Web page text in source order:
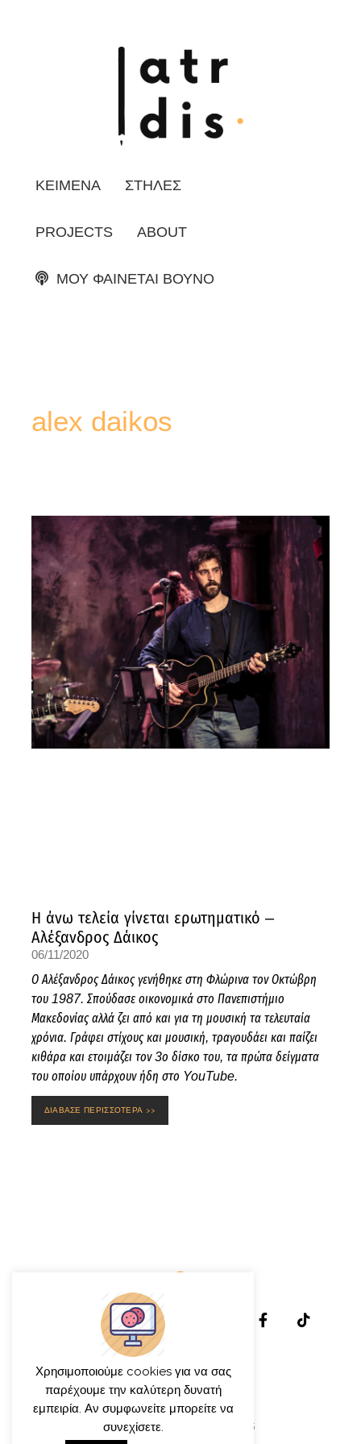
ΚΕΙΜΕΝΑ ΣΤΗΛΕΣ
PROJECTS ABOUT
ΜΟΥ ΦΑΙΝΕΤΑΙ ΒΟΥΝΟ
alex daikos
Η άνω τελεία γίνεται ερωτηματικό –
Αλέξανδρος Δάικος
06/11/2020
Ο Αλέξανδρος Δάικος γενήθηκε στη Φλώρινα τον Οκτώβρη
του 1987. Σπούδασε οικονομικά στο Πανεπιστήμιο
Μακεδονίας αλλά ζει από και για τη μουσική τα τελευταία
χρόνια. Γράφει στίχους και μουσική, τραγουδάει και παίζει
κιθάρα και ετοιμάζει τον 3ο δίσκο του, τα πρώτα δείγματα
του οποίου υπάρχουν ήδη στο YouTube.
ΔΙΑΒΑΣΕ ΠΕΡΙΣΣΟΤΕΡΑ >>
© γιώργος ιατρίδης 2013-2026
Χρησιμοποιούμε cookies για να σας
παρέχουμε την καλύτερη δυνατή
εμπειρία. Αν συμφωνείτε μπορείτε να
συνεχίσετε.